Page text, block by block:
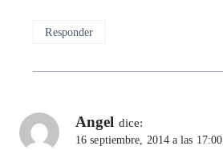
Responder
Angel dice:
16 septiembre, 2014 a las 17:00